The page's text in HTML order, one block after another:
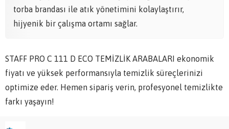
torba brandası ile atık yönetimini kolaylaştırır,
hijyenik bir çalışma ortamı sağlar.
STAFF PRO C 111 D ECO TEMİZLİK ARABALARI ekonomik
fiyatı ve yüksek performansıyla temizlik süreçlerinizi
optimize eder. Hemen sipariş verin, profesyonel temizlikte
farkı yaşayın!